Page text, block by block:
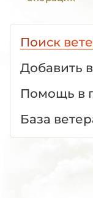
Поиск
Добавить
Помощь в
База